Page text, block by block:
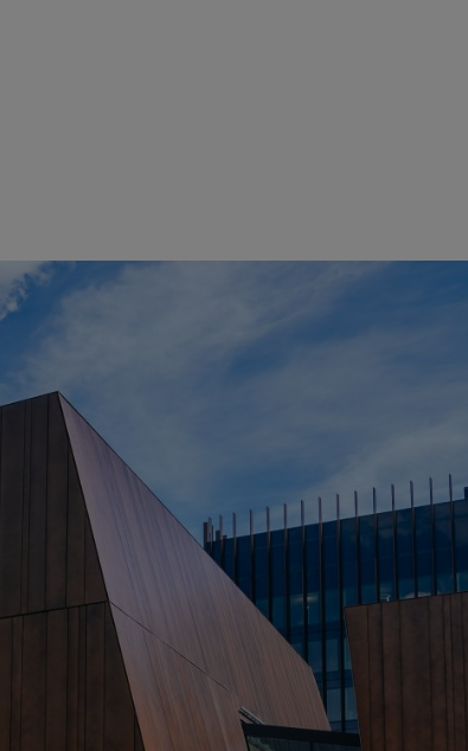
l'altro, il nostro centro di sviluppo all'avanguardia, la